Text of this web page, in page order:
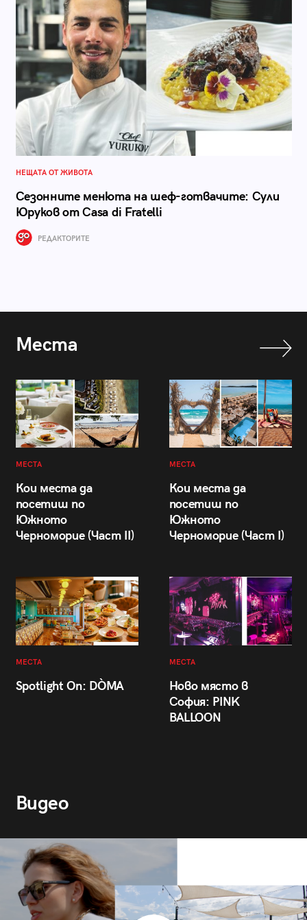
НЕЩАТА ОТ ЖИВОТА
Сезонните менюта на шеф-готвачите: Сули
Юруков от Casa di Fratelli
РЕДАКТОРИТЕ
Места
МЕСТА
Кои места да
посетиш по
Южното
Черноморие (Част II)
МЕСТА
Кои места да
посетиш по
Южното
Черноморие (Част I)
МЕСТА
Spotlight On: DÒMA
МЕСТА
Ново място в
София: PINK
BALLOON
Видео